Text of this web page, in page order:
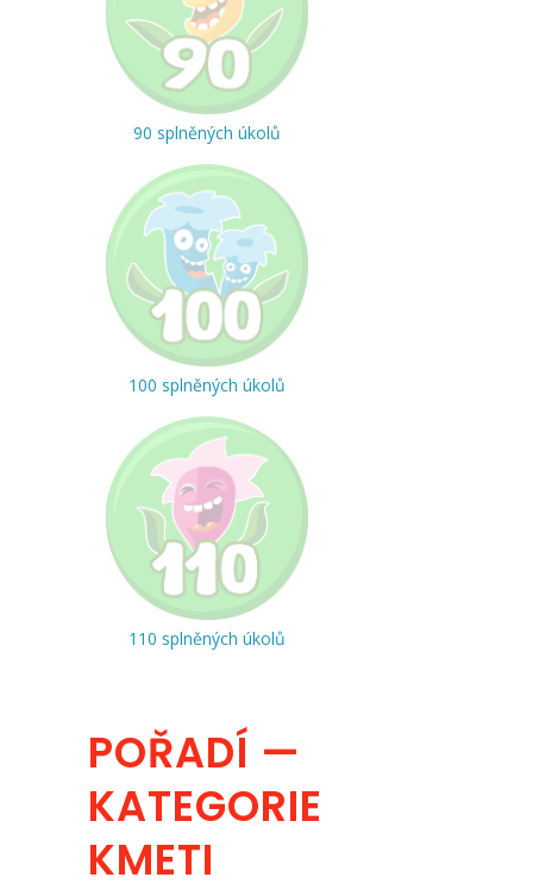
90 splněných úkolů
100 splněných úkolů
110 splněných úkolů
POŘADÍ —
KATEGORIE
KMETI